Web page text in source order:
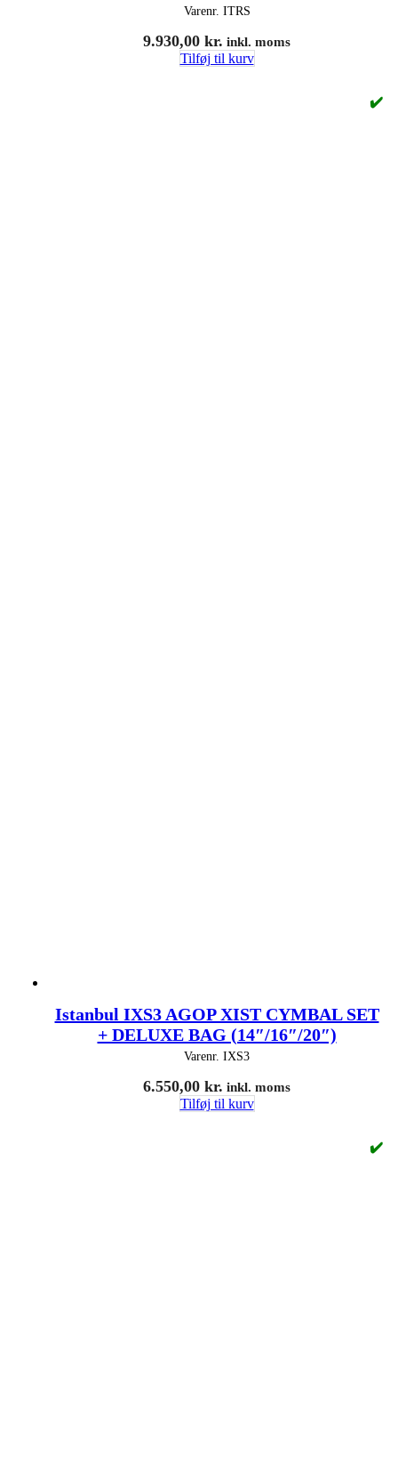
Varenr. ITRS
9.930,00 kr. inkl. moms
Tilføj til kurv
✔️
Istanbul IXS3 AGOP XIST CYMBAL SET
+ DELUXE BAG (14″/16″/20″)
Varenr. IXS3
6.550,00 kr. inkl. moms
Tilføj til kurv
✔️